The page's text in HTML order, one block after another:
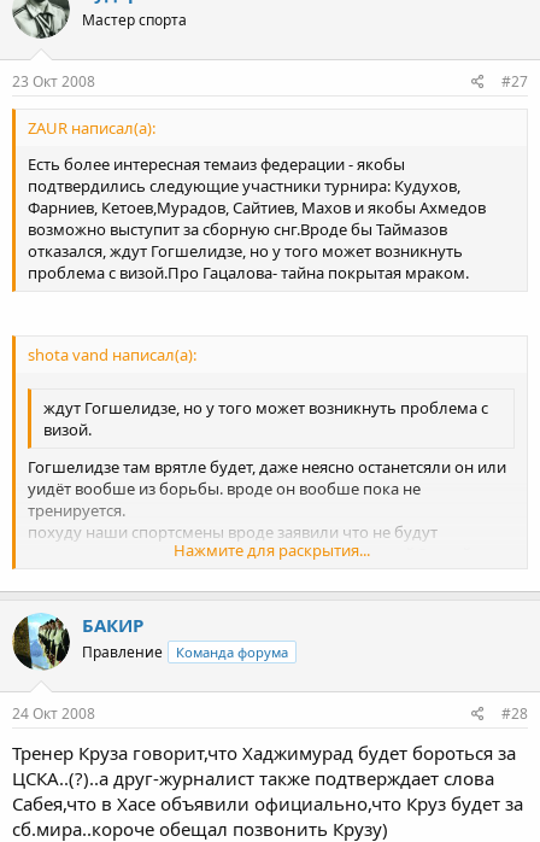
Мастер спорта
23 Окт 2008 #27
ZAUR написал(а):
Есть более интересная темаиз федерации - якобы
подтвердились следующие участники турнира: Кудухов,
Фарниев, Кетоев,Мурадов, Сайтиев, Махов и якобы Ахмедов
возможно выступит за сборную снг.Вроде бы Таймазов
отказался, ждут Гогшелидзе, но у того может возникнуть
проблема с визой.Про Гацалова- тайна покрытая мраком.
shota vand написал(а):
ждут Гогшелидзе, но у того может возникнуть проблема с
визой.
Нажмите для раскрытия...
Гогшелидзе там врятле будет, даже неясно останетсяли он или
уидёт вообше из борьбы. вроде он вообше пока не
тренируется.
похуду наши спортсмены вроде заявили что не будут
выступать на турнирах, проводимых на територий Россий.
Нажмите для раскрытия...
БАКИР
Правление Команда форума
24 Окт 2008 #28
Тренер Круза говорит,что Хаджимурад будет бороться за
ЦСКА..(?)..а друг-журналист также подтверждает слова
Сабея,что в Хасе объявили официально,что Круз будет за
сб.мира..короче обещал позвонить Крузу)